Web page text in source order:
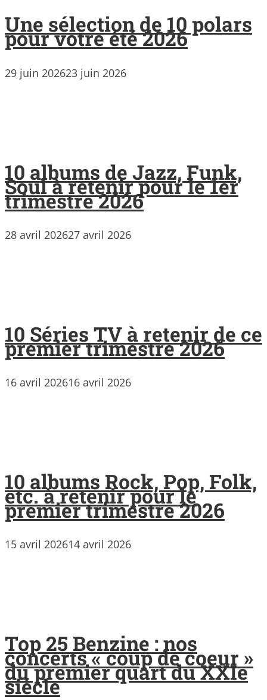
Une sélection de 10 polars
pour votre été 2026
29 juin 202623 juin 2026
10 albums de Jazz, Funk,
Soul à retenir pour le 1er
trimestre 2026
28 avril 202627 avril 2026
10 Séries TV à retenir de ce
premier trimestre 2026
16 avril 202616 avril 2026
10 albums Rock, Pop, Folk,
etc. à retenir pour le
premier trimestre 2026
15 avril 202614 avril 2026
Top 25 Benzine : nos
concerts « coup de coeur »
du premier quart du XXIe
siècle